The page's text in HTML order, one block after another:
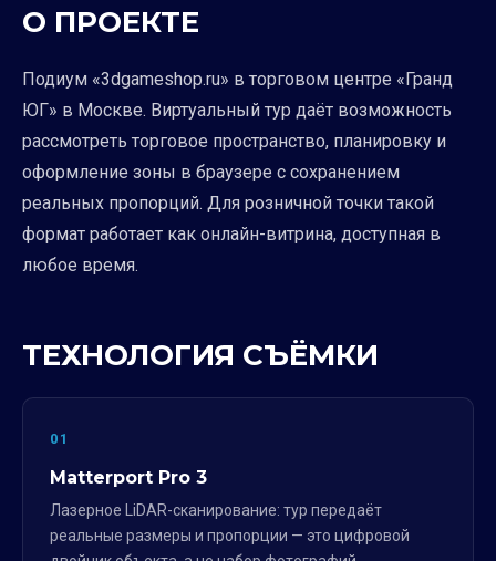
О ПРОЕКТЕ
Подиум «3dgameshop.ru» в торговом центре «Гранд
ЮГ» в Москве. Виртуальный тур даёт возможность
рассмотреть торговое пространство, планировку и
оформление зоны в браузере с сохранением
реальных пропорций. Для розничной точки такой
формат работает как онлайн-витрина, доступная в
любое время.
ТЕХНОЛОГИЯ СЪЁМКИ
01
Matterport Pro 3
Лазерное LiDAR-сканирование: тур передаёт
реальные размеры и пропорции — это цифровой